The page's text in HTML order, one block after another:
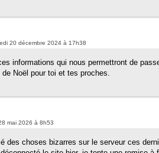
20 décembre 2024 à 17h38
informations qui nous permettront de
de Noël pour toi et tes proches.
mai 2026 à 8h53
des choses bizarres sur le serveur ces